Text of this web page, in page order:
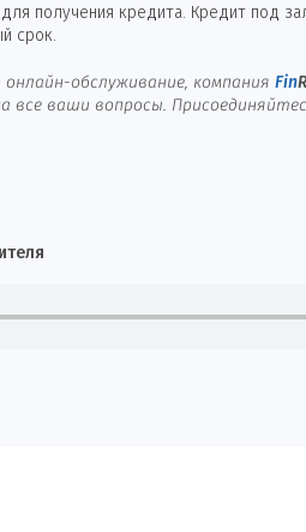
получения кредита. Кредит под
срок.
обслуживание, компания Fin
ваши вопросы.